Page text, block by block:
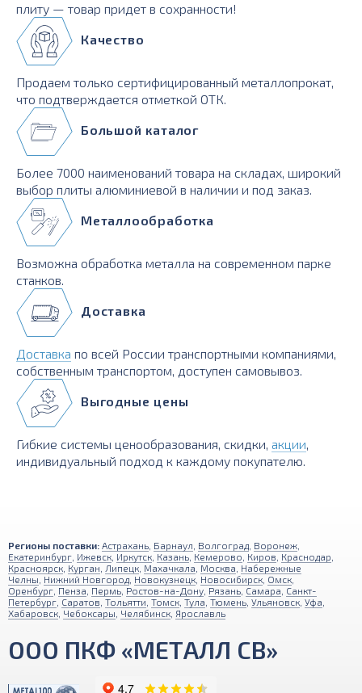
плиту — товар придет в сохранности!
Качество
Продаем только сертифицированный металлопрокат,
что подтверждается отметкой ОТК.
Большой каталог
Более 7000 наименований товара на складах, широкий
выбор плиты алюминиевой в наличии и под заказ.
Металлообработка
Возможна обработка металла на современном парке
станков.
Доставка
Доставка по всей России транспортными компаниями,
собственным транспортом, доступен самовывоз.
Выгодные цены
Гибкие системы ценообразования, скидки, акции,
индивидуальный подход к каждому покупателю.
Регионы поставки: Астрахань Барнаул Волгоград Воронеж
Екатеринбург Ижевск Иркутск Казань Кемерово Киров Краснодар
Красноярск Курган Липецк Махачкала Москва Набережные
Челны Нижний Новгород Новокузнецк Новосибирск Омск
Оренбург Пенза Пермь Ростов-на-Дону Рязань Самара Санкт-
Петербург Саратов Тольятти Томск Тула Тюмень Ульяновск Уфа
Хабаровск Чебоксары Челябинск Ярославль
ООО ПКФ «МЕТАЛЛ СВ»